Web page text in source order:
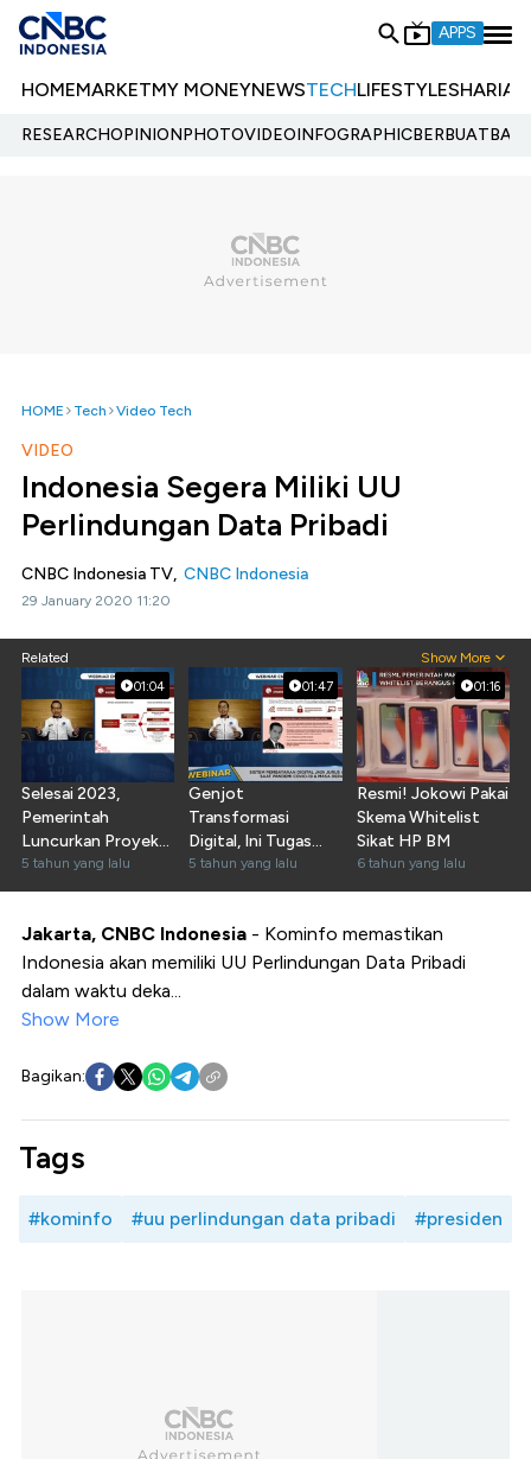
APPS
HOMEMARKETMY MONEYNEWSTECHLIFESTYLESHARIA
RESEARCHOPINIONPHOTOVIDEOINFOGRAPHIC
HOME Tech Video Tech
VIDEO
Indonesia Segera Miliki UU
Perlindungan Data Pribadi
CNBC Indonesia TV, CNBC Indonesia
29 January 2020 11:20
Related Show More
01:04
Selesai 2023,
Pemerintah
Luncurkan Proyek
Satelit Satria
5 tahun yang lalu
01:47
Genjot
Transformasi
Digital, Ini Tugas
Kominfo dari
Jokowi
5 tahun yang lalu
01:16
Resmi! Jokowi Pakai
Skema Whitelist
Sikat HP BM
6 tahun yang lalu
Jakarta, CNBC Indonesia - Kominfo memastikan
Indonesia akan memiliki UU Perlindungan Data Pribadi
dalam waktu deka...
Show More
Bagikan:
Tags
#kominfo #uu perlindungan data pribadi #presiden